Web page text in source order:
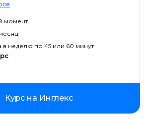
момент
в неделю по 45 или 60 минут
Курс на Инглекс